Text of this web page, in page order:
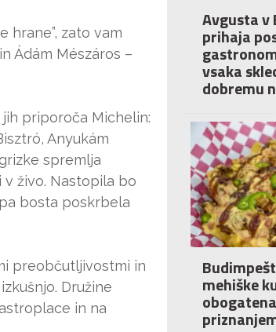
hrane”, zato vam
Ádám Mészáros –
priporoča Michelin:
Anyukám
spremlja
živo. Nastopila bo
bosta poskrbela
preobčutljivostmi in
Družine
in na
Avgusta v
prihaja
vsaka
dobremu
mehiške